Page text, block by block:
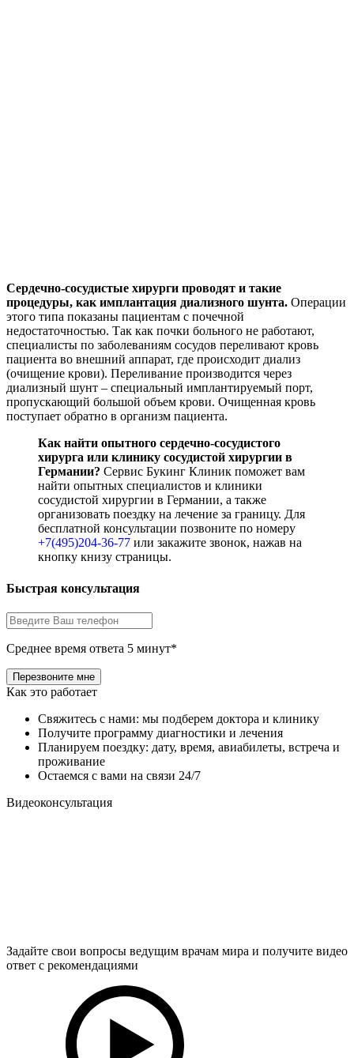
Сердечно-сосудистые хирурги проводят и такие
процедуры, как имплантация диализного шунта. Операции
этого типа показаны пациентам с почечной
недостаточностью. Так как почки больного не работают,
специалисты по заболеваниям сосудов переливают кровь
пациента во внешний аппарат, где происходит диализ
(очищение крови). Переливание производится через
диализный шунт – специальный имплантируемый порт,
пропускающий большой объем крови. Очищенная кровь
поступает обратно в организм пациента.
Как найти опытного сердечно-сосудистого
хирурга или клинику сосудистой хирургии в
Германии? Сервис Букинг Клиник поможет вам
найти опытных специалистов и клиники
сосудистой хирургии в Германии, а также
организовать поездку на лечение за границу. Для
бесплатной консультации позвоните по номеру
+7(495)204-36-77 или закажите звонок, нажав на
кнопку книзу страницы.
Быстрая консультация
Среднее время ответа 5 минут*
Как это работает
Свяжитесь с нами: мы подберем доктора и клинику
Получите программу диагностики и лечения
Планируем поездку: дату, время, авиабилеты, встреча и
проживание
Остаемся с вами на связи 24/7
Видеоконсультация
Задайте свои вопросы ведущим врачам мира и получите видео
ответ с рекомендациями